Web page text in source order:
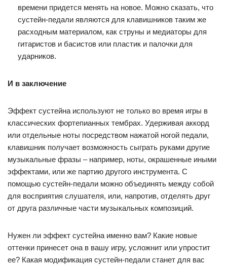
времени придется менять на новое. Можно сказать, что
сустейн-педали являются для клавишников таким же
расходным материалом, как струны и медиаторы для
гитаристов и басистов или пластик и палочки для
ударников.
И в заключение
Эффект сустейна используют не только во время игры в
классических фортепианных тембрах. Удерживая аккорд
или отдельные ноты посредством нажатой ногой педали,
клавишник получает возможность сыграть руками другие
музыкальные фразы – например, ноты, окрашенные иными
эффектами, или же партию другого инструмента. С
помощью сустейн-педали можно объединять между собой
для восприятия слушателя, или, напротив, отделять друг
от друга различные части музыкальных композиций.
Нужен ли эффект сустейна именно вам? Какие новые
оттенки принесет она в вашу игру, усложнит или упростит
ее? Какая модификация сустейн-педали станет для вас